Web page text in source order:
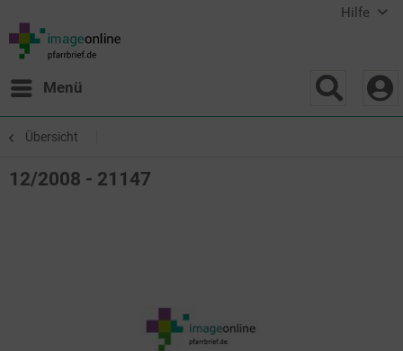
Hilfe
Menü
Übersicht
12/2008 - 21147